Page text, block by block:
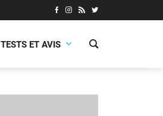
TESTS ET AVIS